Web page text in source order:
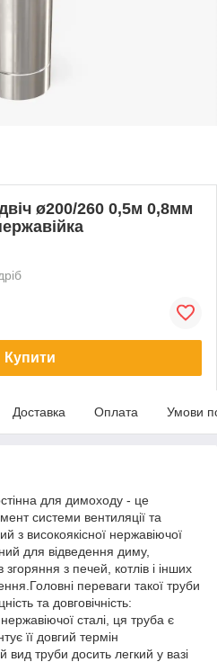
ø200/260 0,5м 0,8мм
Купити
Доставка Оплата Умови
для димоходу - це
системи вентиляції та
з високоякісної нержавіючої
для відведення диму,
згоряння з печей, котлів і інших
переваги такої труби
та довговічність:
сталі, ця труба є
її довгий термін
вид труби досить легкий у вазі